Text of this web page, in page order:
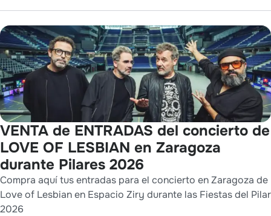
VENTA de ENTRADAS del concierto de
LOVE OF LESBIAN en Zaragoza
durante Pilares 2026
Compra aquí tus entradas para el concierto en Zaragoza de
Love of Lesbian en Espacio Ziry durante las Fiestas del Pilar
2026